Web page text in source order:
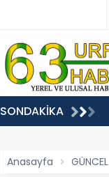
SONDAKİKA
Anasayfa GÜNCEL